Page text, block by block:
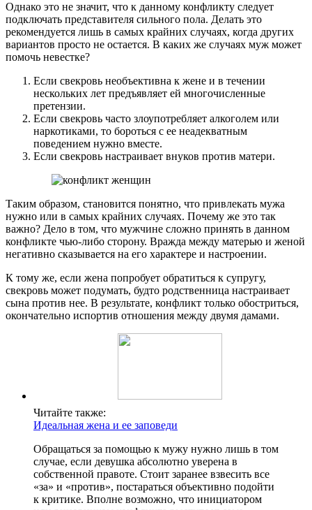
Однако это не значит, что к данному конфликту следует
подключать представителя сильного пола. Делать это
рекомендуется лишь в самых крайних случаях, когда других
вариантов просто не остается. В каких же случаях муж может
помочь невестке?
Если свекровь необъективна к жене и в течении
нескольких лет предъявляет ей многочисленные
претензии.
Если свекровь часто злоупотребляет алкоголем или
наркотиками, то бороться с ее неадекватным
поведением нужно вместе.
Если свекровь настраивает внуков против матери.
Таким образом, становится понятно, что привлекать мужа
нужно или в самых крайних случаях. Почему же это так
важно? Дело в том, что мужчине сложно принять в данном
конфликте чью-либо сторону. Вражда между матерью и женой
негативно сказывается на его характере и настроении.
К тому же, если жена попробует обратиться к супругу,
свекровь может подумать, будто родственница настраивает
сына против нее. В результате, конфликт только обостриться,
окончательно испортив отношения между двумя дамами.
Читайте также:
Идеальная жена и ее заповеди
Обращаться за помощью к мужу нужно лишь в том
случае, если девушка абсолютно уверена в
собственной правоте. Стоит заранее взвесить все
«за» и «против», постараться объективно подойти
к критике. Вполне возможно, что инициатором